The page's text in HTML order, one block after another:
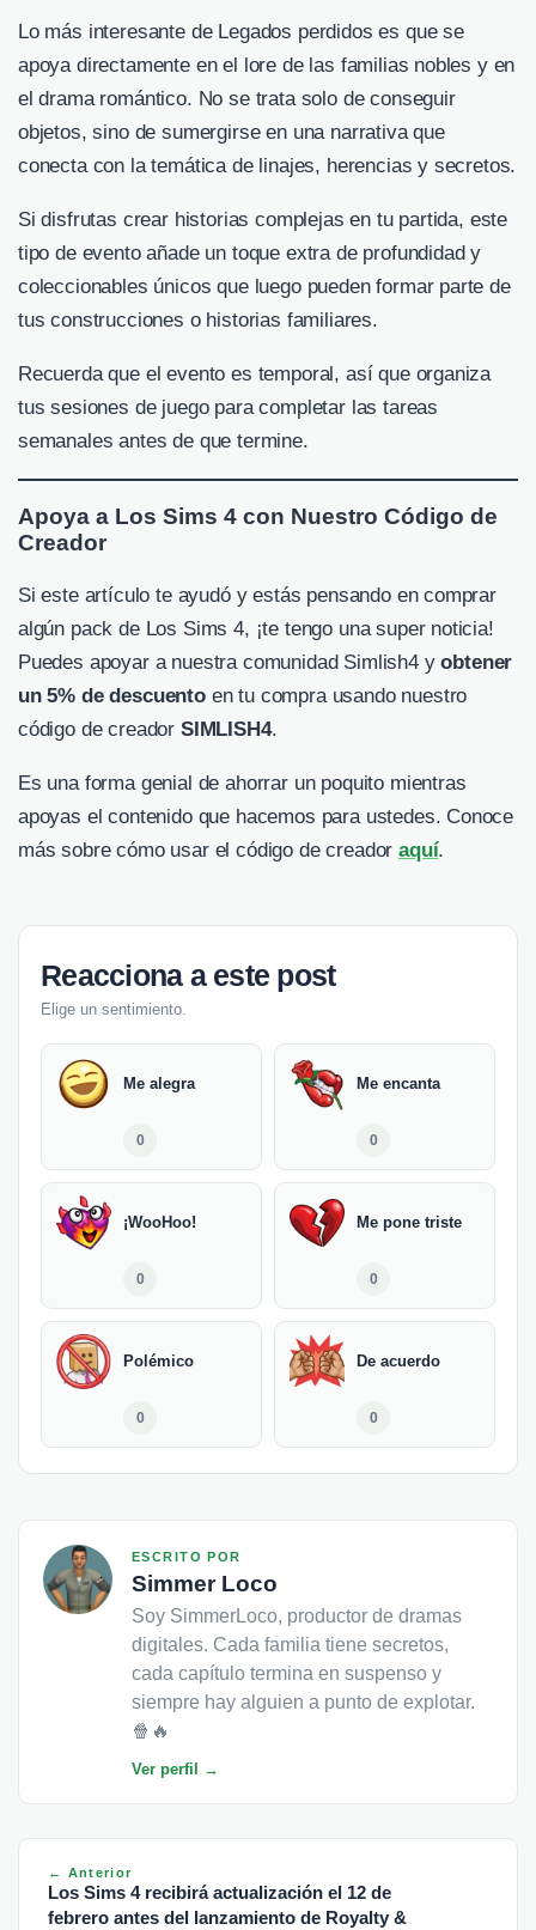
Lo más interesante de Legados perdidos es que se
apoya directamente en el lore de las familias nobles y en
el drama romántico. No se trata solo de conseguir
objetos, sino de sumergirse en una narrativa que
conecta con la temática de linajes, herencias y secretos.
Si disfrutas crear historias complejas en tu partida, este
tipo de evento añade un toque extra de profundidad y
coleccionables únicos que luego pueden formar parte de
tus construcciones o historias familiares.
Recuerda que el evento es temporal, así que organiza
tus sesiones de juego para completar las tareas
semanales antes de que termine.
Apoya a Los Sims 4 con Nuestro Código de
Creador
Si este artículo te ayudó y estás pensando en comprar
algún pack de Los Sims 4, ¡te tengo una super noticia!
Puedes apoyar a nuestra comunidad Simlish4 yobtener
un 5% de descuentoen tu compra usando nuestro
código de creador SIMLISH4.
Es una forma genial de ahorrar un poquito mientras
apoyas el contenido que hacemos para ustedes. Conoce
más sobre cómo usar el código de creadoraquí.
Reacciona a este post
Elige un sentimiento.
Me alegra
0
Me encanta
0
¡WooHoo!
0
Me pone triste
0
Polémico
0
De acuerdo
0
ESCRITO POR
Simmer Loco
Soy SimmerLoco, productor de dramas
digitales. Cada familia tiene secretos,
cada capítulo termina en suspenso y
siempre hay alguien a punto de explotar.
🍿🔥
Ver perfil →
← Anterior
Los Sims 4 recibirá actualización el 12 de
febrero antes del lanzamiento de Royalty &